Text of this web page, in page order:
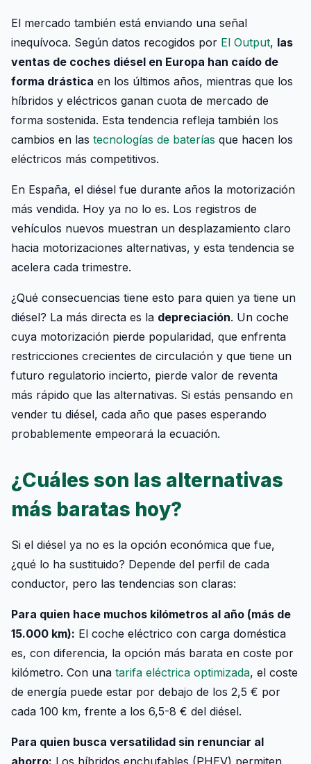
El mercado también está enviando una señal
inequívoca. Según datos recogidos por El Output, las
ventas de coches diésel en Europa han caído de
forma drástica en los últimos años, mientras que los
híbridos y eléctricos ganan cuota de mercado de
forma sostenida. Esta tendencia refleja también los
cambios en las tecnologías de baterías que hacen los
eléctricos más competitivos.
En España, el diésel fue durante años la motorización
más vendida. Hoy ya no lo es. Los registros de
vehículos nuevos muestran un desplazamiento claro
hacia motorizaciones alternativas, y esta tendencia se
acelera cada trimestre.
¿Qué consecuencias tiene esto para quien ya tiene un
diésel? La más directa es la depreciación. Un coche
cuya motorización pierde popularidad, que enfrenta
restricciones crecientes de circulación y que tiene un
futuro regulatorio incierto, pierde valor de reventa
más rápido que las alternativas. Si estás pensando en
vender tu diésel, cada año que pases esperando
probablemente empeorará la ecuación.
¿Cuáles son las alternativas
más baratas hoy?
Si el diésel ya no es la opción económica que fue,
¿qué lo ha sustituido? Depende del perfil de cada
conductor, pero las tendencias son claras:
Para quien hace muchos kilómetros al año (más de
15.000 km): El coche eléctrico con carga doméstica
es, con diferencia, la opción más barata en coste por
kilómetro. Con una tarifa eléctrica optimizada, el coste
de energía puede estar por debajo de los 2,5 € por
cada 100 km, frente a los 6,5-8 € del diésel.
Para quien busca versatilidad sin renunciar al